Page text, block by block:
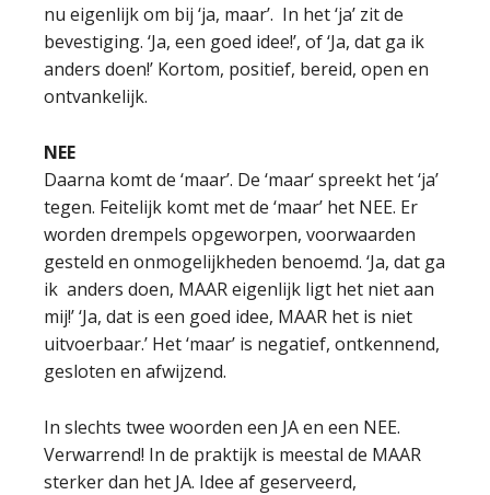
nu eigenlijk om bij ‘ja, maar’. In het ‘ja’ zit de
bevestiging. ‘Ja, een goed idee!’, of ‘Ja, dat ga ik
anders doen!’ Kortom, positief, bereid, open en
ontvankelijk.
NEE
Daarna komt de ‘maar’. De ‘maar‘ spreekt het ‘ja’
tegen. Feitelijk komt met de ‘maar’ het NEE. Er
worden drempels opgeworpen, voorwaarden
gesteld en onmogelijkheden benoemd. ‘Ja, dat ga
ik anders doen, MAAR eigenlijk ligt het niet aan
mij!’ ‘Ja, dat is een goed idee, MAAR het is niet
uitvoerbaar.’ Het ‘maar’ is negatief, ontkennend,
gesloten en afwijzend.
In slechts twee woorden een JA en een NEE.
Verwarrend! In de praktijk is meestal de MAAR
sterker dan het JA. Idee af geserveerd,